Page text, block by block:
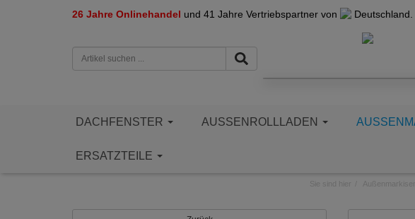
26 Jahre Onlinehandel und 41 Jahre Vertriebspartner von Deutschland.
DACHFENSTER AUSSENROLLLADEN
ERSATZTEILE
Sie sind hier